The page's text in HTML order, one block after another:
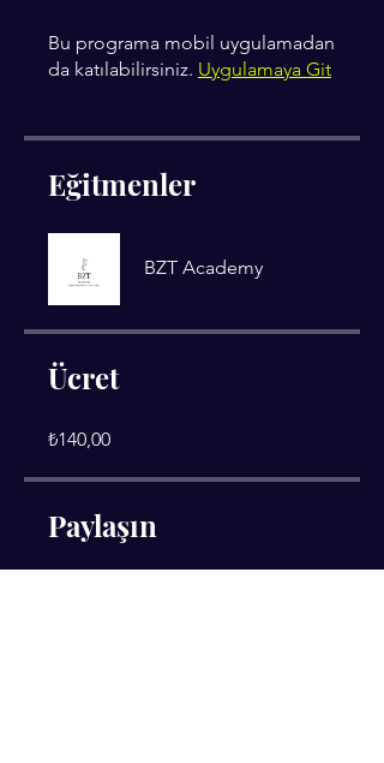
Bu programa mobil uygulamadan
da katılabilirsiniz. Uygulamaya Git
Eğitmenler
BZT Academy
Ücret
₺140,00
Paylaşın